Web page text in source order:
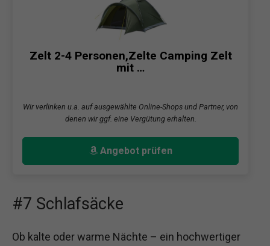
Zelt 2-4 Personen,Zelte Camping Zelt
mit …
Wir verlinken u.a. auf ausgewählte Online-Shops und Partner, von
denen wir ggf. eine Vergütung erhalten.
Angebot prüfen
#7 Schlafsäcke
Ob kalte oder warme Nächte – ein hochwertiger